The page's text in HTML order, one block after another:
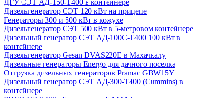
ДГУ СЭТ АД-150-Т400 в контейнере
Дизельгенератор СЭТ 120 кВт на прицепе
Генераторы 300 и 500 кВт в кожухе
Дизельгенератор СЭТ 500 кВт в 5-метровом контейнере
Дизельный генератор СЭТ АД-100С-Т400 100 кВт в
контейнере
Дизельгенератор Gesan DVAS220E в Махачкалу
Дизельные генераторы Energo для дачного поселка
Отгрузка дизельных генераторов Pramac GВW15Y
Дизельный генератор СЭТ АД-300-Т400 (Cummins) в
контейнере